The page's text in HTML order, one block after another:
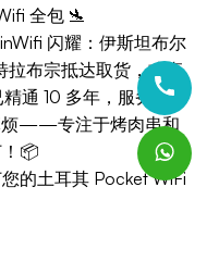
全包 🛬
闪耀：伊斯坦布尔
拉布宗抵达取货，或直
通 10 多年，服务数十
烦——专注于烤肉串和
📦
的土耳其 Pocket WiFi